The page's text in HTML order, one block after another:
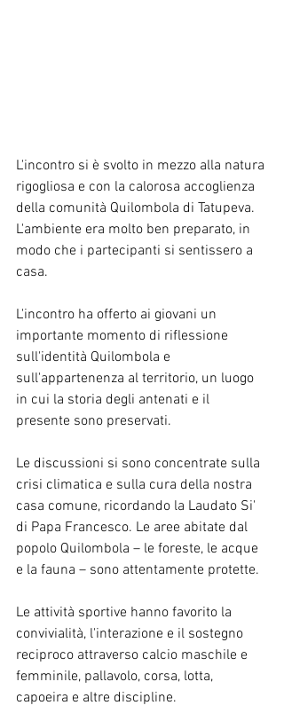
L'incontro si è svolto in mezzo alla natura
rigogliosa e con la calorosa accoglienza
della comunità Quilombola di Tatupeva.
L'ambiente era molto ben preparato, in
modo che i partecipanti si sentissero a
casa.
L'incontro ha offerto ai giovani un
importante momento di riflessione
sull'identità Quilombola e
sull'appartenenza al territorio, un luogo
in cui la storia degli antenati e il
presente sono preservati.
Le discussioni si sono concentrate sulla
crisi climatica e sulla cura della nostra
casa comune, ricordando la Laudato Si'
di Papa Francesco. Le aree abitate dal
popolo Quilombola – le foreste, le acque
e la fauna – sono attentamente protette.
Le attività sportive hanno favorito la
convivialità, l'interazione e il sostegno
reciproco attraverso calcio maschile e
femminile, pallavolo, corsa, lotta,
capoeira e altre discipline.